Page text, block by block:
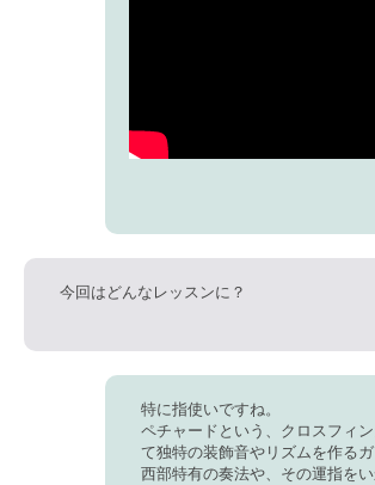
今回はどんなレッスンに？
特に指使いですね。
ペチャードという、クロスフィ
て独特の装飾音やリズムを作る
西部特有の奏法や、その運指を